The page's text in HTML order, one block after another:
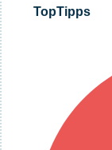
TopTipps